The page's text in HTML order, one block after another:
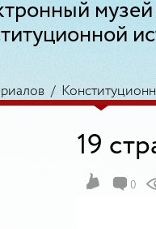
музей
/
19
0